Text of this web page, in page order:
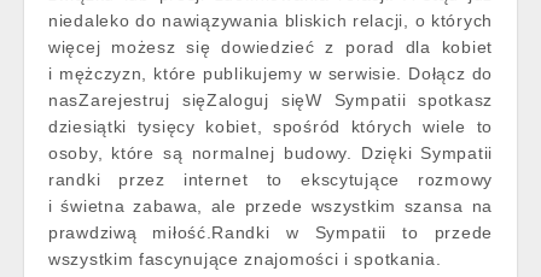
niedaleko do nawiązywania bliskich relacji, o których
więcej możesz się dowiedzieć z porad dla kobiet
i mężczyzn, które publikujemy w serwisie. Dołącz do
nasZarejestruj sięZaloguj sięW Sympatii spotkasz
dziesiątki tysięcy kobiet, spośród których wiele to
osoby, które są normalnej budowy. Dzięki Sympatii
randki przez internet to ekscytujące rozmowy
i świetna zabawa, ale przede wszystkim szansa na
prawdziwą miłość.Randki w Sympatii to przede
wszystkim fascynujące znajomości i spotkania.